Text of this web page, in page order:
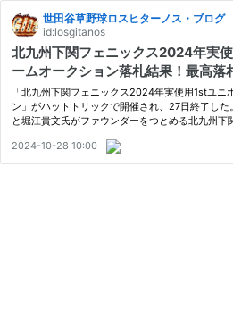
世田谷草野球ロスヒターノス・ブログ
id:losgitanos
北九州下関フェニックス2024年実
ームオークション落札結果！最高落
太郎選手の40,750円！！
「北九州下関フェニックス2024年実使用1stユニ
ン」がハットトリックで開催され、27日終了した
と堀江貴文氏がファウンダーをつとめる北九州下
グに参入し今年は3年目で悲願の初優勝を果たした
2024…
2024-10-28 10:00